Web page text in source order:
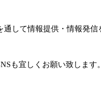
して情報提供・情報発信
も宜しくお願い致します